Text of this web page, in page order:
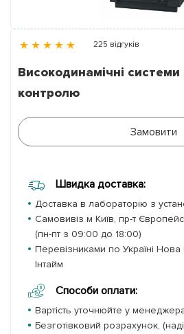
225 відгуків
Високодинамічні
контролю
Замовити
Швидка доставка:
Доставка в лабораторію з
Самовивіз м Київ, пр-т
(пн-пт з 09:00 до 18:00)
Перевізниками по Україні Нова
Інтайм
Способи оплати:
Вартість уточнюйте у
Безготівковий розрахунок,